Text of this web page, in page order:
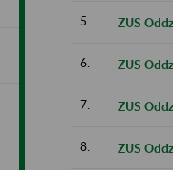
5. ZUS
6. ZUS
7. ZUS
8. ZUS